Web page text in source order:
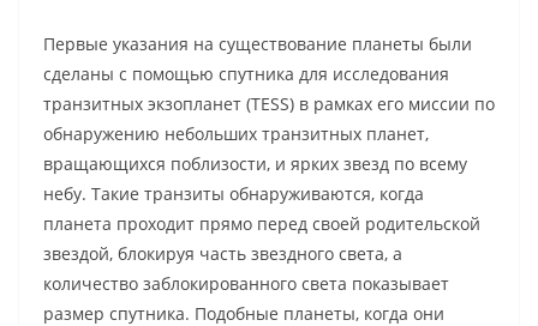
Первые указания на существование планеты были
сделаны с помощью спутника для исследования
транзитных экзопланет (TESS) в рамках его миссии по
обнаружению небольших транзитных планет,
вращающихся поблизости, и ярких звезд по всему
небу. Такие транзиты обнаруживаются, когда
планета проходит прямо перед своей родительской
звездой, блокируя часть звездного света, а
количество заблокированного света показывает
размер спутника. Подобные планеты, когда они